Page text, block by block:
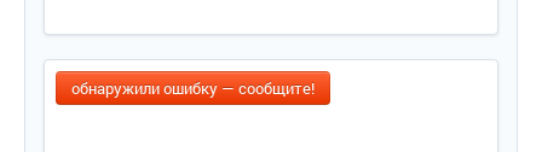
обнаружили ошибку — сообщите!